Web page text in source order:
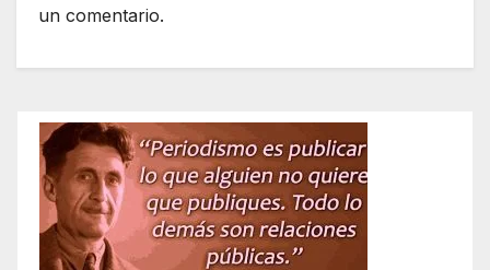
un comentario.